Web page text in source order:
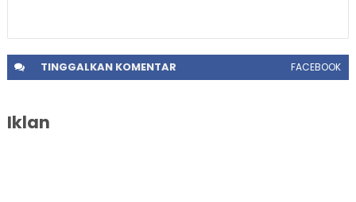
TINGGALKANKOMENTAR FACEBOOK
Iklan